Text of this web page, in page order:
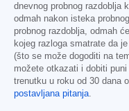
dnevnog probnog razdoblja
odmah nakon isteka
probnog razdoblja, odmah
kojeg razloga smatrate da
(što se može dogoditi na
možete otkazati i dobiti
trenutku u roku od 30 dana
postavljana pitanja.